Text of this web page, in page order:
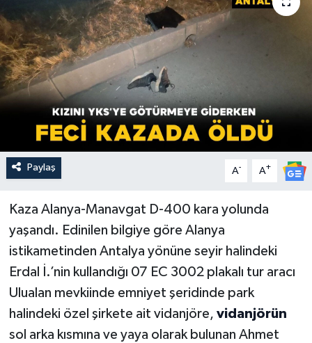
Paylaş A- A+
Kaza Alanya-Manavgat D-400 kara yolunda
yaşandı. Edinilen bilgiye göre Alanya
istikametinden Antalya yönüne seyir halindeki
Erdal İ.’nin kullandığı 07 EC 3002 plakalı tur aracı
Ulualan mevkiinde emniyet şeridinde park
halindeki özel şirkete ait vidanjöre, vidanjörün
sol arka kısmına ve yaya olarak bulunan Ahmet